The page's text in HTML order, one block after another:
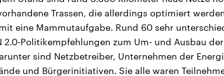
Trassen, die allerdings optimiert
eine Mammutaufgabe. Rund 60 sehr
2.0-Politikempfehlungen zum Um- und Ausbau
sind Netzbetreiber, Unternehmen der
und Bürgerinitiativen. Sie alle waren